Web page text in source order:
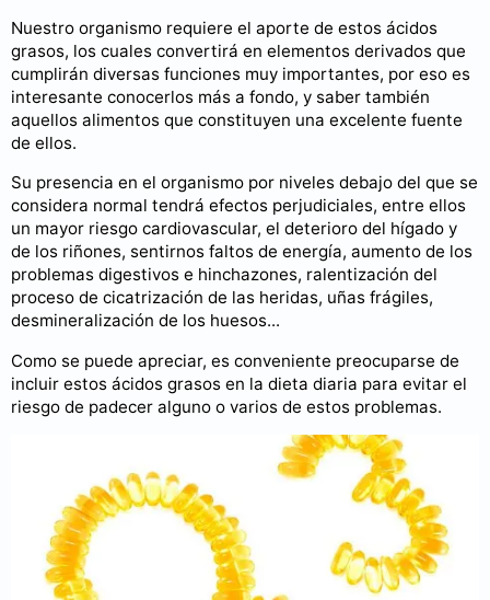
Nuestro organismo requiere el aporte de estos ácidos
grasos, los cuales convertirá en elementos derivados que
cumplirán diversas funciones muy importantes, por eso es
interesante conocerlos más a fondo, y saber también
aquellos alimentos que constituyen una excelente fuente
de ellos.
Su presencia en el organismo por niveles debajo del que se
considera normal tendrá efectos perjudiciales, entre ellos
un mayor riesgo cardiovascular, el deterioro del hígado y
de los riñones, sentirnos faltos de energía, aumento de los
problemas digestivos e hinchazones, ralentización del
proceso de cicatrización de las heridas, uñas frágiles,
desmineralización de los huesos...
Como se puede apreciar, es conveniente preocuparse de
incluir estos ácidos grasos en la dieta diaria para evitar el
riesgo de padecer alguno o varios de estos problemas.